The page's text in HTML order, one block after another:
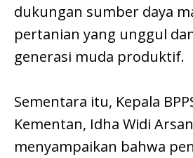
dukungan sumber daya
pertanian yang unggul
generasi muda produktif.
Sementara itu, Kepala
Kementan, Idha Widi
menyampaikan bahwa